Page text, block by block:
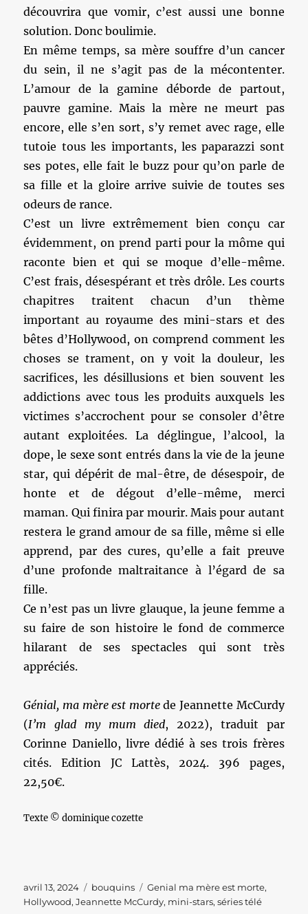
découvrira que vomir, c’est aussi une bonne
solution. Donc boulimie.
En même temps, sa mère souffre d’un cancer
du sein, il ne s’agit pas de la mécontenter.
L’amour de la gamine déborde de partout,
pauvre gamine. Mais la mère ne meurt pas
encore, elle s’en sort, s’y remet avec rage, elle
tutoie tous les importants, les paparazzi sont
ses potes, elle fait le buzz pour qu’on parle de
sa fille et la gloire arrive suivie de toutes ses
odeurs de rance.
C’est un livre extrêmement bien conçu car
évidemment, on prend parti pour la môme qui
raconte bien et qui se moque d’elle-même.
C’est frais, désespérant et très drôle. Les courts
chapitres traitent chacun d’un thème
important au royaume des mini-stars et des
bêtes d’Hollywood, on comprend comment les
choses se trament, on y voit la douleur, les
sacrifices, les désillusions et bien souvent les
addictions avec tous les produits auxquels les
victimes s’accrochent pour se consoler d’être
autant exploitées. La déglingue, l’alcool, la
dope, le sexe sont entrés dans la vie de la jeune
star, qui dépérit de mal-être, de désespoir, de
honte et de dégout d’elle-même, merci
maman. Qui finira par mourir. Mais pour autant
restera le grand amour de sa fille, même si elle
apprend, par des cures, qu’elle a fait preuve
d’une profonde maltraitance à l’égard de sa
fille.
Ce n’est pas un livre glauque, la jeune femme a
su faire de son histoire le fond de commerce
hilarant de ses spectacles qui sont très
appréciés.
Génial, ma mère est mortede Jeannette McCurdy
(I’m glad my mum died, 2022), traduit par
Corinne Daniello, livre dédié à ses trois frères
cités. Edition JC Lattès, 2024. 396 pages,
22,50€.
Texte © dominique cozette
Publié
le
avril 13, 2024 Catégories
bouquins Étiquettes
Genial ma mère est morte,
Hollywood,Jeannette McCurdy, mini-stars,séries télé